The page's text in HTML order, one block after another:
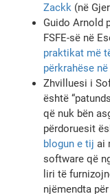
Zackk (në
Guido Arnold
FSFE-së në
praktikat më
përkrahëse
Zhvilluesi i
është
që nuk bën
përdoruesit
blogun e tij ai
software që
liri të
njëmendta